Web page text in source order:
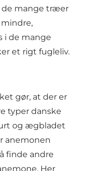
de mange træer
i de mange
et rigt fugleliv.
gør, at der er
typer danske
og ægbladet
anemonen
finde andre
Her